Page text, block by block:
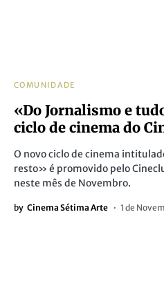
COMUNIDADE
«Do Jornalismo e
ciclo de cinema do
O novo ciclo de cinema
resto» é promovido pelo
neste mês de Novembro.
by Cinema Sétima Arte 1 de